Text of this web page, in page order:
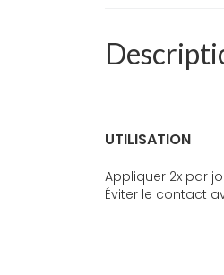
UTILISATION
Appliquer 2x par
Éviter le contact